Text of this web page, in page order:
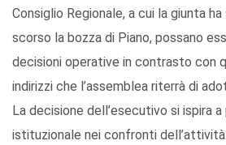
Consiglio Regionale, a cui la giunta
scorso la bozza di Piano, possano
decisioni operative in contrasto con
indirizzi che l’assemblea riterrà di
La decisione dell’esecutivo si ispira
istituzionale nei confronti